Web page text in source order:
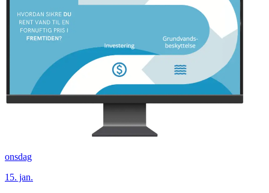
onsdag
15. jan.